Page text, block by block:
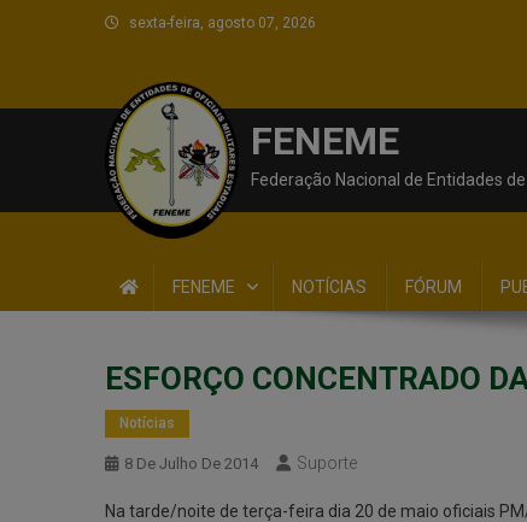
sexta-feira, agosto 07, 2026
FENEME
Federação Nacional de Entidades
FENEME NOTÍCIAS FÓRUM
ESFORÇO CONCENTRADO
Notícias
8 De Julho De 2014 Suporte
Na tarde/noite de terça-feira dia 20 de maio oficiais